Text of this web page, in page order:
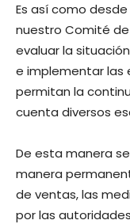
Es así como
nuestro Comité
evaluar la
e implementar las
permitan la
cuenta diversos
De esta manera
manera
de ventas, las
por las